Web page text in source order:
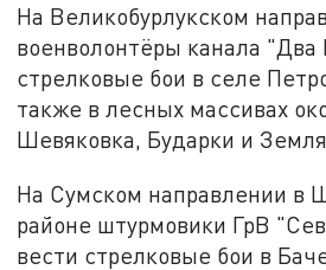
На Великобурлукском
военволонтёры канала "Два
стрелковые бои в селе
также в лесных массивах
Шевяковка, Бударки и
На Сумском направлении в
районе штурмовики ГрВ
вести стрелковые бои в